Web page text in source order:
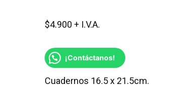
$4.900
¡Contáctanos!
Cuadernos 16.5 x 21.5cm.